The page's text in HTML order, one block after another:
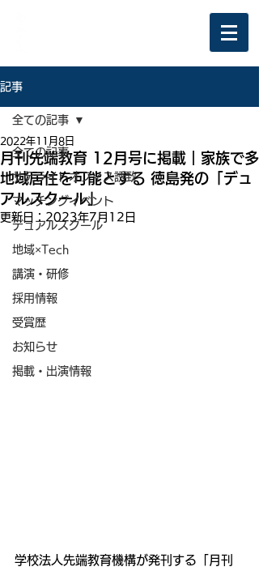
記事
全ての記事
サテライトオフィス誘致
マッチングイベント
デュアルスクール
地域×Tech
講演・研修
採用情報
受賞歴
お知らせ
掲載・出演情報
全ての記事
月刊先端教育 12月号に掲載｜家族で多
地域居住を可能とする 徳島発の「デュ
アルスクール」
2022年11月8日
更新日： 2023年7月12日
学校法人先端教育機構が発刊する「月刊